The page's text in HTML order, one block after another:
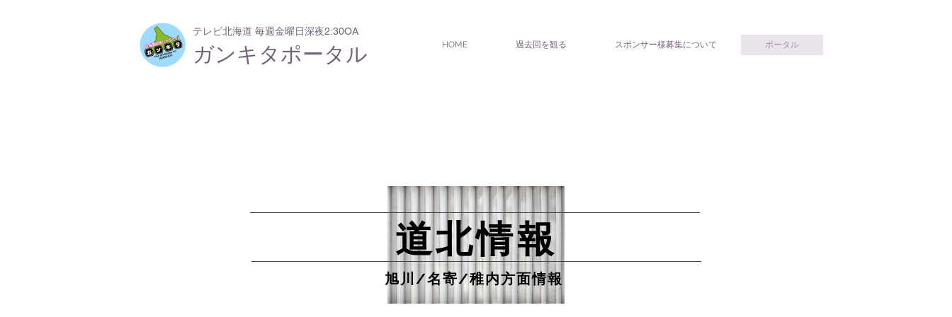
テレビ北海道 毎週金曜日深夜2:30OA
​ガンキタポータル HOME 過去回を観る スポンサー様募集について ポータル
道北情報
旭川/名寄/稚内方面情報